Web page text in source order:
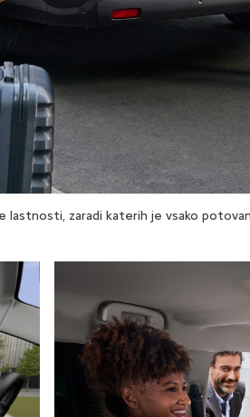
lastnosti, zaradi katerih je vsako